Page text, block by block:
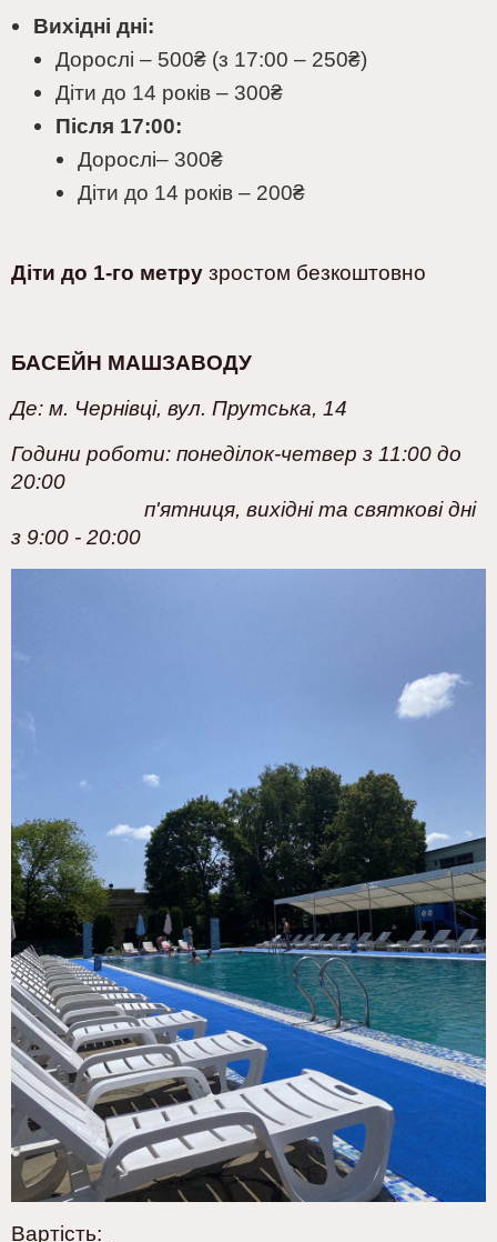
Вихідні дні:
Дорослі – 500₴ (з 17:00 – 250₴)
Діти до 14 років – 300₴
Після 17:00:
Дорослі– 300₴
Діти до 14 років – 200₴
Діти до 1-го метру зростом безкоштовно
БАСЕЙН МАШЗАВОДУ
Де: м. Чернівці, вул. Прутська, 14
Години роботи: понеділок-четвер з 11:00 до
20:00
п'ятниця, вихідні та святкові дні
з 9:00 - 20:00
Вартість: